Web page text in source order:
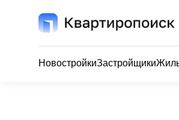
НовостройкиЗастройщики